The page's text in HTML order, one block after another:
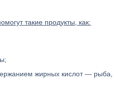
такие продукты, как:
жирных кислот — рыба,